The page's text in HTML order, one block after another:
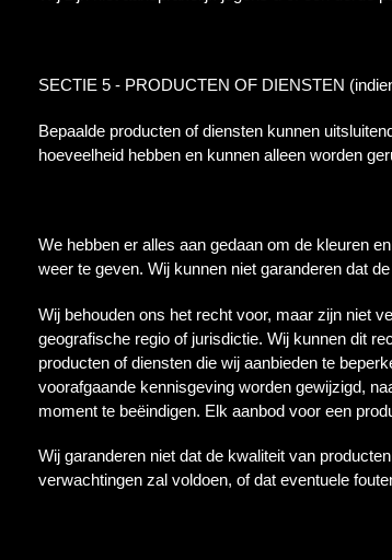
SECTIE 5 - PRODUCTEN OF DIENSTEN
Bepaalde producten of diensten kunnen
hoeveelheid hebben en kunnen alleen worden
We hebben er alles aan gedaan om de kleuren
weer te geven. Wij kunnen niet garanderen dat
Wij behouden ons het recht voor, maar zijn niet
geografische regio of jurisdictie. Wij kunnen dit
producten of diensten die wij aanbieden te
voorafgaande kennisgeving worden gewijzigd,
moment te beëindigen. Elk aanbod voor een
Wij garanderen niet dat de kwaliteit van
verwachtingen zal voldoen, of dat eventuele